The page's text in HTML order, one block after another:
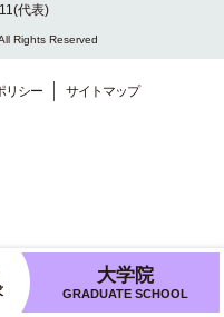
代表)
Rights Reserved
リシー サイトマップ
大学院
GRADUATE SCHOOL